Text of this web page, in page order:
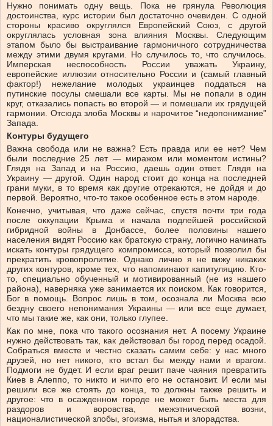
Нужно понимать одну вещь. Пока не грянула Революция
достоинства, курс истории был достаточно очевиден. С одной
стороны красиво округлялся Европейский Союз, с другой
округлялась условная зона влияния Москвы. Следующим
этапом было бы выстраивание гармоничного сотрудничества
между этими двумя кругами. Но случилось то, что случилось.
Имперская неспособность России уважать Украину,
европейские иллюзии относительно России и (самый главный
фактор!) нежелание молодых украинцев поддаться на
путинские посулы смешали все карты. Мы не попали в один
круг, отказались попасть во второй — и помешали их грядущей
гармонии. Отсюда злоба Москвы и нарочитое “недопонимание”
Запада.
Контуры будущего
Важна свобода или не важна? Есть правда или ее нет? Чем
были последние 25 лет — миражом или моментом истины?
Глядя на Запад и на Россию, даешь один ответ. Глядя на
Украину — другой. Один народ стоит до конца на последней
грани муки, в то время как другие отрекаются, не дойдя и до
первой. Вероятно, что-то такое особенное есть в этом народе.
Конечно, учитывая, что даже сейчас, спустя почти три года
после оккупации Крыма и начала подлейшей российской
гибридной войны в Донбассе, более половины нашего
населения видят Россию как братскую страну, логично начинать
искать контуры грядущего компромисса, который позволил бы
прекратить кровопролитие. Однако лично я не вижу никаких
других контуров, кроме тех, что напоминают капитуляцию. Кто-
то, специально обученный и мотивированный (не из нашего
района), наверняка уже занимается их поиском. Как говорится,
Бог в помощь. Вопрос лишь в том, осознала ли Москва всю
бездну своего непонимания Украины — или все еще думает,
что мы такие же, как они, только глупее.
Как по мне, пока что такого осознания нет. А посему Украине
нужно действовать так, как действовал бы город перед осадой.
Собраться вместе и честно сказать самим себе: у нас много
друзей, но нет никого, кто встал бы между нами и врагом.
Подмоги не будет. И если враг решит паче чаяния превратить
Киев в Алеппо, то никто и ничто его не остановит. И если мы
решили все же стоять до конца, то должны также решить и
другое: что в осажденном городе не может быть места для
раздоров и воровства, межэтнической возни,
националистической злобы, эгоизма, нытья и злорадства.